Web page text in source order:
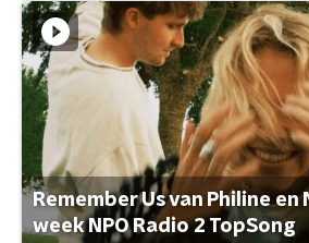
Remember Us van Philine en
week NPO Radio 2 TopSong